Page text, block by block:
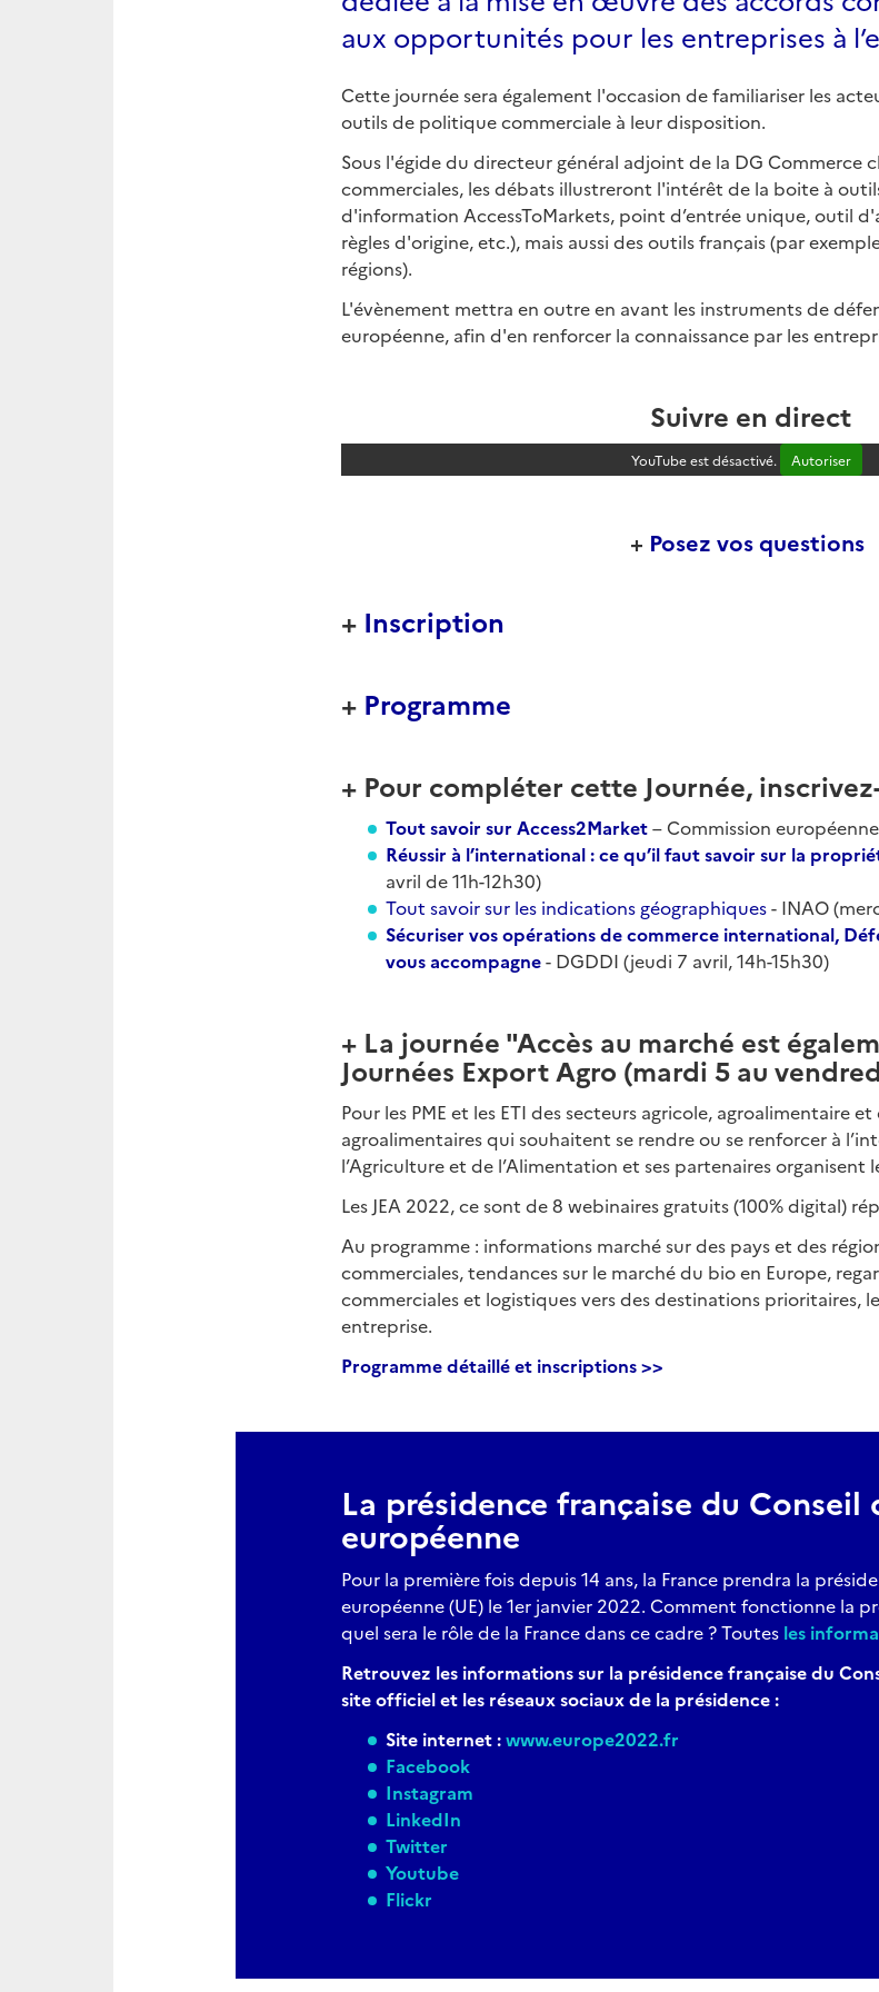
aux opportunités pour les entreprises à
Cette journée sera également l'occasion de familiariser les
outils de politique commerciale à leur disposition.
Sous l'égide du directeur général adjoint de la DG Commerce
commerciales, les débats illustreront l'intérêt de la boite à
d'information AccessToMarkets, point d’entrée unique, outil
règles d'origine, etc.), mais aussi des outils français (par
régions).
L'évènement mettra en outre en avant les instruments de
européenne, afin d'en renforcer la connaissance par les
Suivre en direct
YouTube est désactivé. Autoriser
+ Posez vos questions
+ Inscription
+ Programme
+ Pour compléter cette Journée,
Tout savoir sur Access2Market– Commission
Réussir à l’international : ce qu’il faut savoir sur la
avril de 11h-12h30)
Tout savoir sur les indications géographiques- INAO
Sécuriser vos opérations de commerce international,
vous accompagne- DGDDI (jeudi 7 avril, 14h-15h30)
+ La journée "Accès au marché est
Journées Export Agro (mardi 5 au
Pour les PME et les ETI des secteurs agricole, agroalimentaire
agroalimentaires qui souhaitent se rendre ou se renforcer à
l’Agriculture et de l’Alimentation et ses partenaires organisent
Les JEA 2022, ce sont de 8 webinaires gratuits (100% digital)
Au programme : informations marché sur des pays et des
commerciales, tendances sur le marché du bio en Europe,
commerciales et logistiques vers des destinations prioritaires,
entreprise.
Programme détaillé et inscriptions >>
La présidence française du Conseil
européenne
Pour la première fois depuis 14 ans, la France prendra la
européenne (UE) le 1er janvier 2022. Comment fonctionne la
quel sera le rôle de la France dans ce cadre ? Toutes les
Retrouvez les informations sur la présidence française du
site officiel et les réseaux sociaux de la présidence :
Site internet :www.europe2022.fr
Facebook
Instagram
LinkedIn
Twitter
Youtube
Flickr